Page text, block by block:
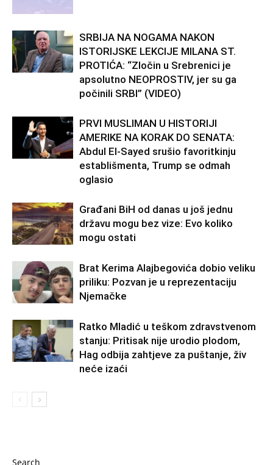
SRBIJA NA NOGAMA NAKON
ISTORIJSKE LEKCIJE MILANA ST.
PROTIĆA: “Zločin u Srebrenici je
apsolutno NEOPROSTIV, jer su ga
počinili SRBI” (VIDEO)
PRVI MUSLIMAN U HISTORIJI
AMERIKE NA KORAK DO SENATA:
Abdul El-Sayed srušio favoritkinju
establišmenta, Trump se odmah
oglasio
Građani BiH od danas u još jednu
državu mogu bez vize: Evo koliko
mogu ostati
Brat Kerima Alajbegovića dobio veliku
priliku: Pozvan je u reprezentaciju
Njemačke
Ratko Mladić u teškom zdravstvenom
stanju: Pritisak nije urodio plodom,
Hag odbija zahtjeve za puštanje, živ
neće izaći
Search